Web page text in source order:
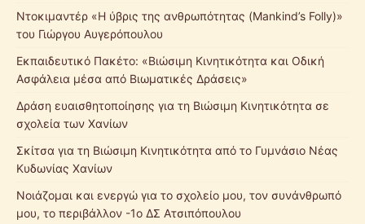
Ντοκιμαντέρ «Η ύβρις της ανθρωπότητας (Mankind’s Folly)»
του Γιώργου Αυγερόπουλου
Εκπαιδευτικό Πακέτο: «Βιώσιμη Κινητικότητα και Οδική
Ασφάλεια μέσα από Βιωματικές Δράσεις»
Δράση ευαισθητοποίησης για τη Βιώσιμη Κινητικότητα σε
σχολεία των Χανίων
Σκίτσα για τη Βιώσιμη Κινητικότητα από το Γυμνάσιο Νέας
Κυδωνίας Χανίων
Νοιάζομαι και ενεργώ για το σχολείο μου, τον συνάνθρωπό
μου, το περιβάλλον -1ο ΔΣ Ατσιπόπουλου